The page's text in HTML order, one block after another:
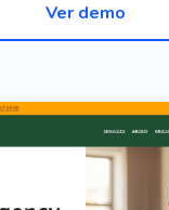
Ver demo